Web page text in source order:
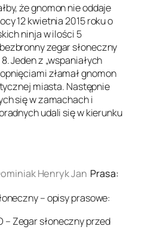
że gnomon nie oddaje
12 kwietnia 2015 roku o
ninja w ilości 5
zegar słoneczny
Jeden z „wspaniałych
złamał gnomon
miasta. Następnie
się w zamachach i
udali się w kierunku
Henryk Jan Prasa:
– opisy prasowe:
– Zegar słoneczny przed